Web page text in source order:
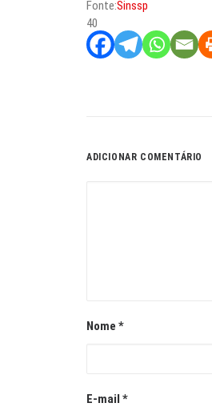
Fonte:Sinssp
40
ADICIONAR COMENTÁRIO
Nome *
E-mail *